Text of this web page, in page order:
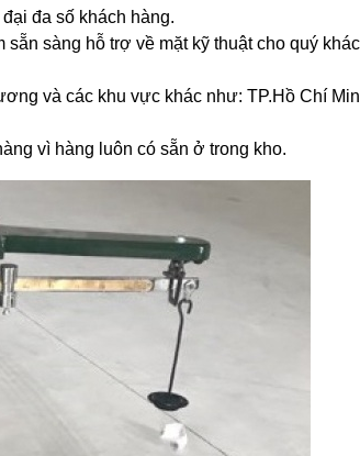
đa số khách hàng.
sàng hỗ trợ về mặt kỹ thuật cho quý
và các khu vực khác như: TP.Hồ Chí
vì hàng luôn có sẵn ở trong kho.